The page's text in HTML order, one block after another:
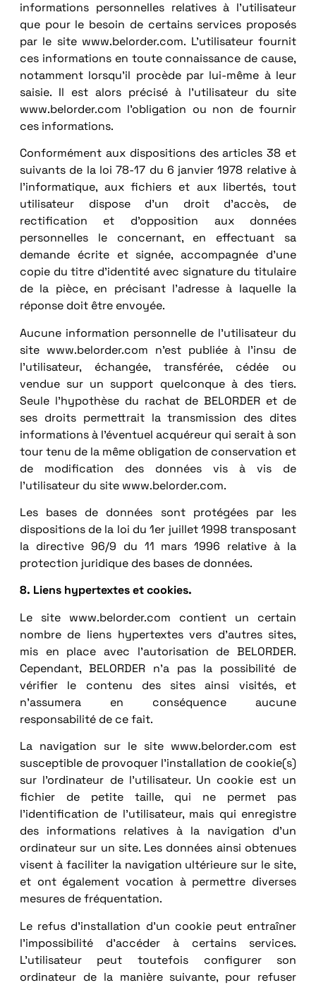
informations personnelles relatives à l’utilisateur
que pour le besoin de certains services proposés
par le site www.belorder.com. L’utilisateur fournit
ces informations en toute connaissance de cause,
notamment lorsqu’il procède par lui-même à leur
saisie. Il est alors précisé à l’utilisateur du site
www.belorder.com l’obligation ou non de fournir
ces informations.
Conformément aux dispositions des articles 38 et
suivants de la loi 78-17 du 6 janvier 1978 relative à
l’informatique, aux fichiers et aux libertés, tout
utilisateur dispose d’un droit d’accès, de
rectification et d’opposition aux données
personnelles le concernant, en effectuant sa
demande écrite et signée, accompagnée d’une
copie du titre d’identité avec signature du titulaire
de la pièce, en précisant l’adresse à laquelle la
réponse doit être envoyée.
Aucune information personnelle de l’utilisateur du
site www.belorder.com n’est publiée à l’insu de
l’utilisateur, échangée, transférée, cédée ou
vendue sur un support quelconque à des tiers.
Seule l’hypothèse du rachat de BELORDER et de
ses droits permettrait la transmission des dites
informations à l’éventuel acquéreur qui serait à son
tour tenu de la même obligation de conservation et
de modification des données vis à vis de
l’utilisateur du site www.belorder.com.
Les bases de données sont protégées par les
dispositions de la loi du 1er juillet 1998 transposant
la directive 96/9 du 11 mars 1996 relative à la
protection juridique des bases de données.
8. Liens hypertextes et cookies.
Le site www.belorder.com contient un certain
nombre de liens hypertextes vers d’autres sites,
mis en place avec l’autorisation de BELORDER.
Cependant, BELORDER n’a pas la possibilité de
vérifier le contenu des sites ainsi visités, et
n’assumera en conséquence aucune
responsabilité de ce fait.
La navigation sur le site www.belorder.com est
susceptible de provoquer l’installation de cookie(s)
sur l’ordinateur de l’utilisateur. Un cookie est un
fichier de petite taille, qui ne permet pas
l’identification de l’utilisateur, mais qui enregistre
des informations relatives à la navigation d’un
ordinateur sur un site. Les données ainsi obtenues
visent à faciliter la navigation ultérieure sur le site,
et ont également vocation à permettre diverses
mesures de fréquentation.
Le refus d’installation d’un cookie peut entraîner
l’impossibilité d’accéder à certains services.
L’utilisateur peut toutefois configurer son
ordinateur de la manière suivante, pour refuser